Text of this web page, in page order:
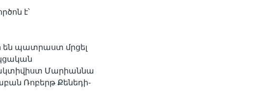
EMBED
է՝
են պատրաստ մրցել
ակտիվիստ Մարիաննա
Ռոբերթ Քենեդի-